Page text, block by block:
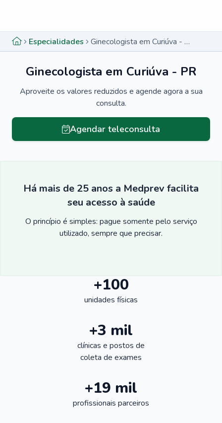
Especialidades Ginecologista em Curiúva - PR
Ginecologista em Curiúva - PR
Aproveite os valores reduzidos e agende agora a sua
consulta.
Agendar teleconsulta
Há mais de 25 anos a Medprev facilita
seu acesso à saúde
O princípio é simples: pague somente pelo serviço
utilizado, sempre que precisar.
+100
unidades físicas
+3 mil
clínicas e postos de
coleta de exames
+19 mil
profissionais parceiros